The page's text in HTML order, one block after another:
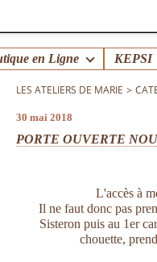
en Ligne
LES ATELIERS DE MARIE >
30 mai 2018
PORTE OUVERTE
L'accès à
Il ne faut donc pas
Sisteron puis au 1er
chouette,